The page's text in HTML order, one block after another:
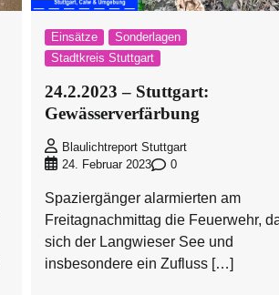
Einsätze
Sonderlagen
Stadtkreis Stuttgart
24.2.2023 – Stuttgart:
Gewässerverfärbung
Blaulichtreport Stuttgart
24. Februar 2023
0
Spaziergänger alarmierten am
Freitagnachmittag die Feuerwehr,
sich der Langwieser See und
insbesondere ein Zufluss […]